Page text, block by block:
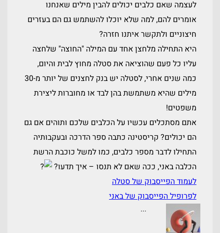
לעצמה שאם כלבים יכולים להבין מילים שאנחנו
אומרים להם, למה שלא יוכלו להשתמש גם הם בעזרים
חיצוניים ולתקשר איתנו חזרה?
היא התחילה מלחצן אחד עם המילה "החוצה" שלחצה
עליו כל פעם שהוציאה את סטלה מחוץ לבית והיום,
כמה שנים אחרי, לסטלה יש בנק לחצנים של יותר מ-30
מילים שהיא משתמשת בהן לבד או מחוברות ליצירת
משפטים!
אתם מסתכלים עכשיו על הכלבים שלכם ותוהים אם גם
הם יכולים? קריסטינה כתבה ספר הדרכה ובעקבותיה
התחילו לדבר מספר כלבים, כמו למשל כוכבת הרשת
הכלבה באני, ככה שאם לא תנסו – איך תדעו?
לעמוד הפייסבוק של סטלה
לפרופיל הפייסבוק של באני
...